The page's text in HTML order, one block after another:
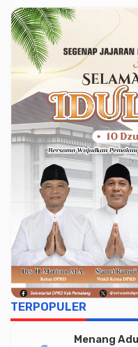
TERPOPULER
Menang